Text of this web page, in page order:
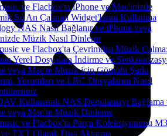
ve Flacbox'ta iPhone ve Mac'inizde
Şu An Çalınan Widget'larını Kullanma
NAS Nasıl Bağlanır ve iPhone veya
Müzik Nasıl Dinlenir
ve Flacbox'ta Çevrimdışı Müzik
Yerel Dosyalara İndirme ve
veya Mac'te Müzik için Gömülü Şarkı
Yorumları ve LRC Dosyalarını Nasıl
Kullanarak NAS Depolamayı Bağlama
veya Mac'te Müzik Dinleme
ve Flacbox'ta Parça Koleksiyonunu
TXT Olarak Dışa Aktarma